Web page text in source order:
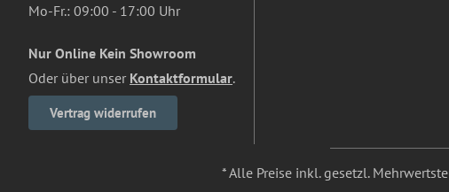
Mo-Fr.: 09:00 - 17:00 Uhr
Nur Online Kein Showroom
Oder über unser Kontaktformular.
Vertrag widerrufen
* Alle Preise inkl. gesetzl.